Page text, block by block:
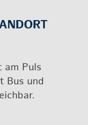
am Puls
Bus und